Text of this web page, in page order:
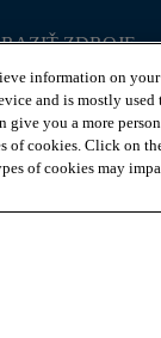
ZDROJE
o záruke
otázky
information on
and is mostly
you a more
of cookies. Click on
of cookies may